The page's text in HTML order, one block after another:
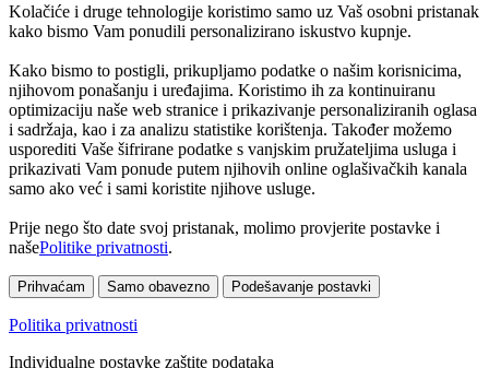
Kolačiće i druge tehnologije koristimo samo uz Vaš osobni pristanak
kako bismo Vam ponudili personalizirano iskustvo kupnje.
Kako bismo to postigli, prikupljamo podatke o našim korisnicima,
njihovom ponašanju i uređajima. Koristimo ih za kontinuiranu
optimizaciju naše web stranice i prikazivanje personaliziranih oglasa
i sadržaja, kao i za analizu statistike korištenja. Također možemo
usporediti Vaše šifrirane podatke s vanjskim pružateljima usluga i
prikazivati Vam ponude putem njihovih online oglašivačkih kanala
samo ako već i sami koristite njihove usluge.
Prije nego što date svoj pristanak, molimo provjerite postavke i
našePolitike privatnosti.
Prihvaćam Samo obavezno Podešavanje postavki
Politika privatnosti
Individualne postavke zaštite podataka